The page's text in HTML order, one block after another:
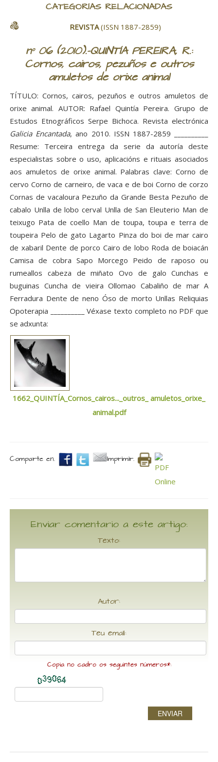
CATEGORÍAS RELACIONADAS
REVISTA(ISSN 1887-2859)
nº 06 (2010).-QUINTÍA PEREIRA, R.:
Cornos, cairos, pezuños e outros
amuletos de orixe animal
TÍTULO: Cornos, cairos, pezuños e outros amuletos de
orixe animal. AUTOR: Rafael Quintía Pereira. Grupo de
Estudos Etnográficos Serpe Bichoca. Revista electrónica
Galicia Encantada, ano 2010. ISSN 1887-2859 __________
Resume: Terceira entrega da serie da autoría deste
especialistas sobre o uso, aplicacións e rituais asociados
aos amuletos de orixe animal. Palabras clave: Corno de
cervo Corno de carneiro, de vaca e de boi Corno de corzo
Cornas de vacaloura Pezuño da Grande Besta Pezuño de
cabalo Unlla de lobo cerval Unlla de San Eleuterio Man de
teixugo Pata de coello Man de toupa, toupa e terra de
toupeira Pelo de gato Lagarto Pinza do boi de mar cairo
de xabaril Dente de porco Cairo de lobo Roda de boiacán
Camisa de cobra Sapo Morcego Peido de raposo ou
rumeallos cabeza de miñato Ovo de galo Cunchas e
buguinas Cuncha de vieira Ollomao Cabaliño de mar A
Ferradura Dente de neno Óso de morto Unllas Reliquias
Opoterapia __________ Véxase texto completo no PDF que
se adxunta:
1662_QUINTÍA_Cornos_cairos..._outros_ amuletos_orixe_
animal.pdf
Comparte en. Imprimir.
Enviar comentario a este artigo:
Texto:
Autor:
Teu email:
Copia no cadro os seguintes números*:
ENVIAR